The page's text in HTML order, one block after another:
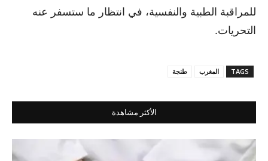
للمراقبة الطبية والنفسية، في انتظار ما ستسفر عنه
التحريات.
TAGS المغرب طنجة
الأكثر مشاهدة